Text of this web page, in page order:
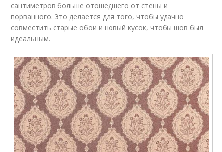
сантиметров больше отошедшего от стены и
порванного. Это делается для того, чтобы удачно
совместить старые обои и новый кусок, чтобы шов был
идеальным.